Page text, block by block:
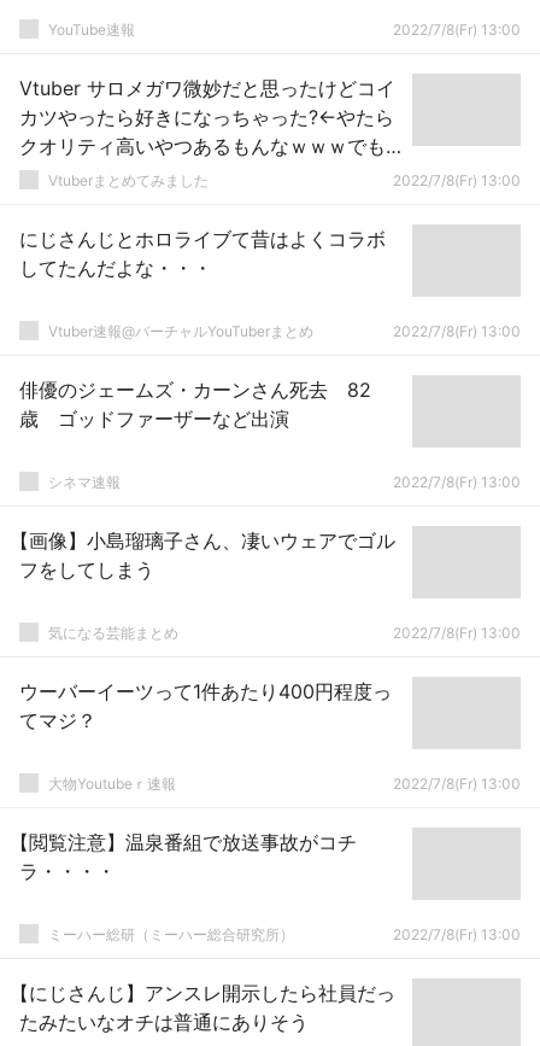
YouTube速報 2022/7/8(Fr) 13:00
Vtuber サロメガワ微妙だと思ったけどコイ
カツやったら好きになっちゃった?←やたら
クオリティ高いやつあるもんなｗｗｗでも
にじさんじには他の可愛いライバーもいっ
Vtuberまとめてみました 2022/7/8(Fr) 13:00
にじさんじとホロライブて昔はよくコラボ
してたんだよな・・・
Vtuber速報@バーチャルYouTuberまとめ 2022/7/8(Fr) 13:00
俳優のジェームズ・カーンさん死去 82
歳 ゴッドファーザーなど出演
シネマ速報 2022/7/8(Fr) 13:00
【画像】小島瑠璃子さん、凄いウェアでゴル
フをしてしまう
気になる芸能まとめ 2022/7/8(Fr) 13:00
ウーバーイーツって1件あたり400円程度っ
てマジ？
大物Youtubeｒ速報 2022/7/8(Fr) 13:00
【閲覧注意】温泉番組で放送事故がコチ
ラ・・・・
ミーハー総研（ミーハー総合研究所） 2022/7/8(Fr) 13:00
【にじさんじ】アンスレ開示したら社員だっ
たみたいなオチは普通にありそう